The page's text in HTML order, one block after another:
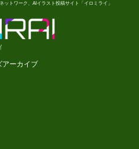
ットワーク、AIイラスト投稿サイト「イロミライ」
アーカイブ